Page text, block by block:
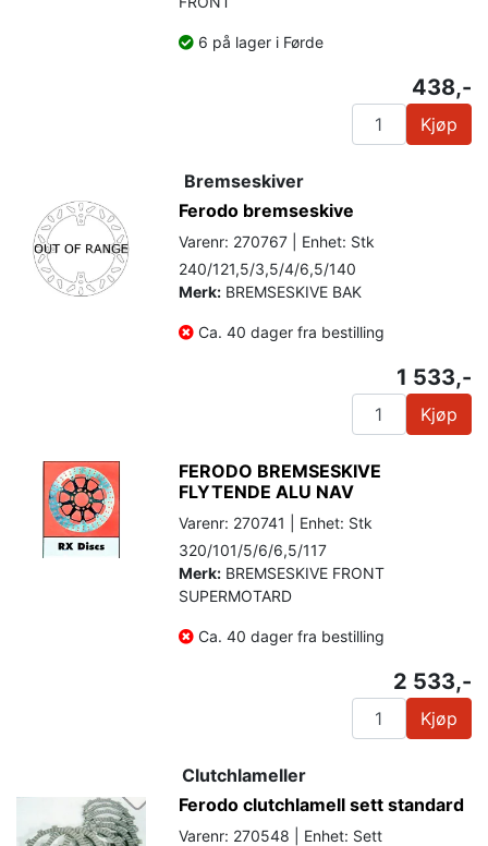
6 på lager i Førde
438,-
Kjøp
Bremseskiver
Ferodo bremseskive
Varenr: 270767 | Enhet: Stk
240/121,5/3,5/4/6,5/140
Merk: BREMSESKIVE BAK
Ca. 40 dager fra bestilling
1 533,-
Kjøp
FERODO BREMSESKIVE
FLYTENDE ALU NAV
Varenr: 270741 | Enhet: Stk
320/101/5/6/6,5/117
Merk: BREMSESKIVE FRONT
SUPERMOTARD
Ca. 40 dager fra bestilling
2 533,-
Kjøp
Clutchlameller
Ferodo clutchlamell sett standard
Varenr: 270548 | Enhet: Sett